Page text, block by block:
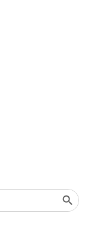
Search